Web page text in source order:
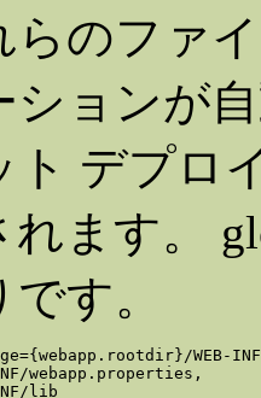
らのファ
ションが
ト デプロ
ます。
す。
WEB-
webapp.properties,